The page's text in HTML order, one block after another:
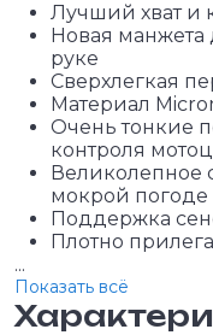
Лучший хват и
Новая
руке
Сверхлегкая
Материал
Очень тонкие
контроля
Великолепное
мокрой погоде
Поддержка
Плотно
...
Показать всё